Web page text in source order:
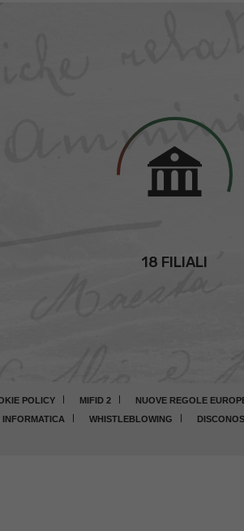
18 FILIALI
POLICY MIFID 2
NUOVE REGOLE
WHISTLEBLOWING